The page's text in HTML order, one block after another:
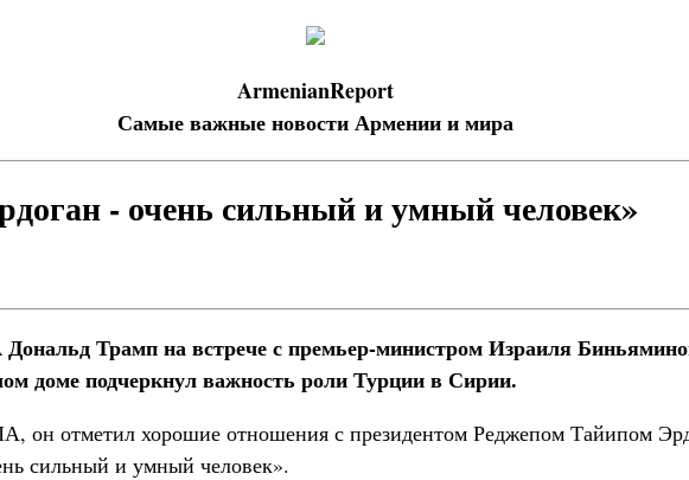
ArmenianReport
Самые важные новости Армении и мира
- очень сильный и умный человек»
Трамп на встрече с премьер-министром Израиля
доме подчеркнул важность роли Турции в Сирии.
он отметил хорошие отношения с президентом Реджепом Тайипом
сильный и умный человек».